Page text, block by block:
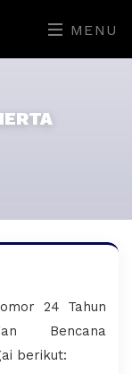
MENU
24 Tahun
Bencana
berikut: